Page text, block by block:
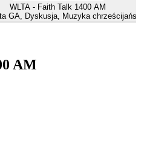
WLTA - Faith Talk 1400 AM
GA, Dyskusja, Muzyka
AM